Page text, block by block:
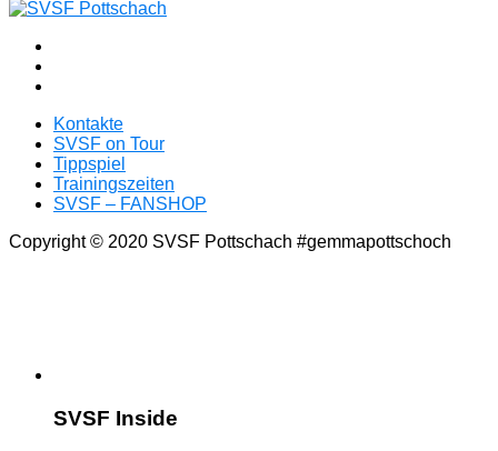
Kontakte
SVSF on Tour
Tippspiel
Trainingszeiten
SVSF – FANSHOP
Copyright © 2020 SVSF Pottschach #gemmapottschoch
SVSF Inside